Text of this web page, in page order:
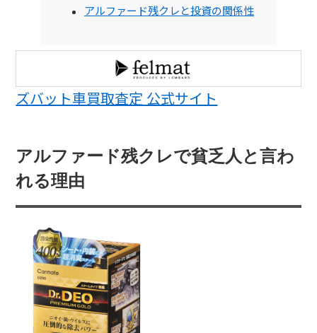
アルファード残クレと投資の関係性
ズバット車買取査定 公式サイト
アルファード残クレで貧乏人と言わ
れる理由